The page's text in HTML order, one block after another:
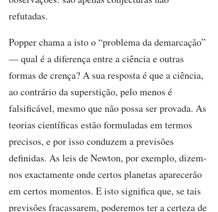
refutadas.
Popper chama a isto o “problema da demarcação”
— qual é a diferença entre a ciência e outras
formas de crença? A sua resposta é que a ciência,
ao contrário da superstição, pelo menos é
falsificável, mesmo que não possa ser provada. As
teorias científicas estão formuladas em termos
precisos, e por isso conduzem a previsões
definidas. As leis de Newton, por exemplo, dizem-
nos exactamente onde certos planetas aparecerão
em certos momentos. E isto significa que, se tais
previsões fracassarem, poderemos ter a certeza de